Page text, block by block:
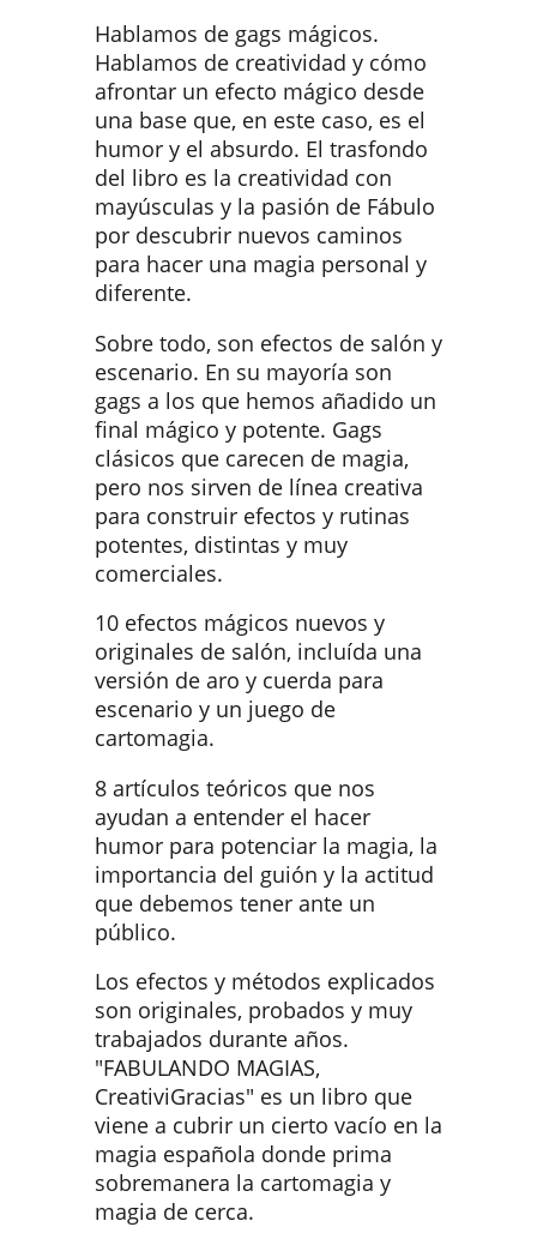
Hablamos de gags mágicos.
Hablamos de creatividad y cómo
afrontar un efecto mágico desde
una base que, en este caso, es el
humor y el absurdo. El trasfondo
del libro es la creatividad con
mayúsculas y la pasión de Fábulo
por descubrir nuevos caminos
para hacer una magia personal y
diferente.
Sobre todo, son efectos de salón y
escenario. En su mayoría son
gags a los que hemos añadido un
final mágico y potente. Gags
clásicos que carecen de magia,
pero nos sirven de línea creativa
para construir efectos y rutinas
potentes, distintas y muy
comerciales.
10 efectos mágicos nuevos y
originales de salón, incluída una
versión de aro y cuerda para
escenario y un juego de
cartomagia.
8 artículos teóricos que nos
ayudan a entender el hacer
humor para potenciar la magia, la
importancia del guión y la actitud
que debemos tener ante un
público.
Los efectos y métodos explicados
son originales, probados y muy
trabajados durante años.
"FABULANDO MAGIAS,
CreativiGracias" es un libro que
viene a cubrir un cierto vacío en la
magia española donde prima
sobremanera la cartomagia y
magia de cerca.